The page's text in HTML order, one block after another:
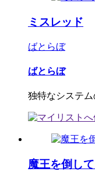
ミスレッド
ばとらぼ
ばとらぼ
独特なシステム
魔王を倒し